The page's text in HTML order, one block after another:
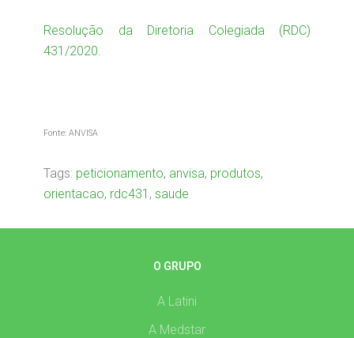
Resolução da Diretoria Colegiada (RDC)
431/2020.
Fonte: ANVISA
Tags: peticionamento, anvisa, produtos,
orientacao, rdc431 , saude
O GRUPO
A Latini
A Medstar